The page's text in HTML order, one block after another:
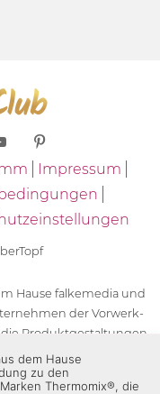
Impressum
Hause falkemedia und
der Vorwerk-
Produktgestaltungen
der Unternehmen
die Zeichen TM5®,
dem Hause
zu den
Thermomix®, die